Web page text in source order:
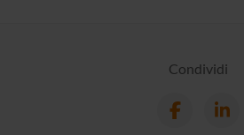
Condividi